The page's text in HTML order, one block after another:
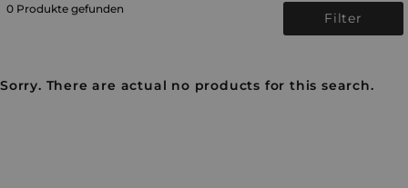
0 Produkte gefunden
Filter
Sorry. There are actual no products for this search.